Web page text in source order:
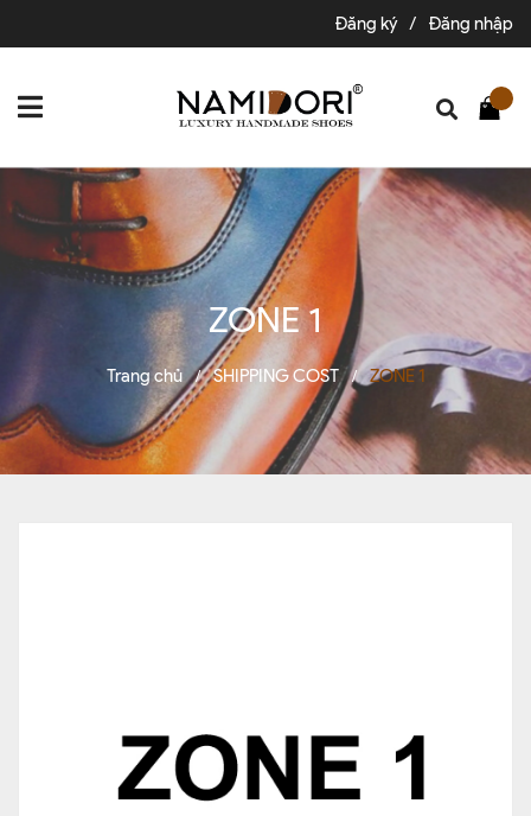
Đăng ký / Đăng nhập
ZONE 1
Trang chủ / SHIPPING COST / ZONE 1